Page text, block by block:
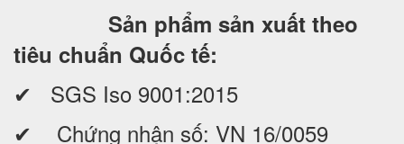
Sản phẩm sản xuất theo
tiêu chuẩn Quốc tế:
✔ SGS Iso 9001:2015
✔ Chứng nhận số: VN 16/0059